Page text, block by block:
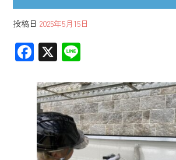
投稿日 2025年5月15日
F
e
b
o
ok
X